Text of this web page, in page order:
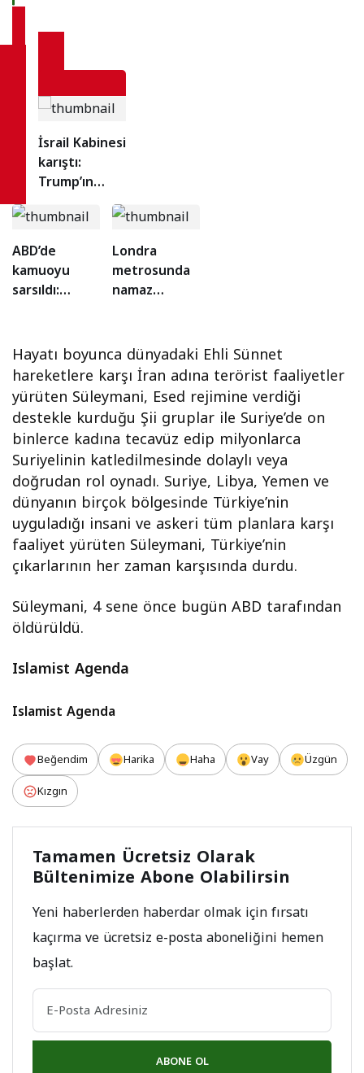
İsrail Kabinesi
karıştı:
Trump’ın
Gazze planına
sert itirazlar!
ABD’de
kamuoyu
sarsıldı:
tutuklansın”
diyor!
Londra
metrosunda
namaz
yarattı:
Gerçek ne
çıktı?
Hayatı boyunca dünyadaki Ehli Sünnet
hareketlere karşı İran adına terörist faaliyetler
yürüten Süleymani, Esed rejimine verdiği
destekle kurduğu Şii gruplar ile Suriye’de on
binlerce kadına tecavüz edip milyonlarca
Suriyelinin katledilmesinde dolaylı veya
doğrudan rol oynadı. Suriye, Libya, Yemen ve
dünyanın birçok bölgesinde Türkiye’nin
uyguladığı insani ve askeri tüm planlara karşı
faaliyet yürüten Süleymani, Türkiye’nin
çıkarlarının her zaman karşısında durdu.
Süleymani, 4 sene önce bugün ABD tarafından
öldürüldü.
Islamist Agenda
Islamist Agenda
Beğendim Harika Haha Vay
Üzgün
Kızgın
Tamamen Ücretsiz Olarak
Bültenimize Abone Olabilirsin
Yeni haberlerden haberdar olmak için fırsatı
kaçırma ve ücretsiz e-posta aboneliğini hemen
başlat.
ABONE OL